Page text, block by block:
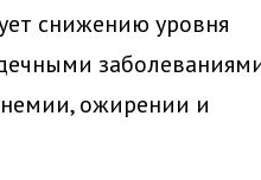
снижению уровня
ожирении и